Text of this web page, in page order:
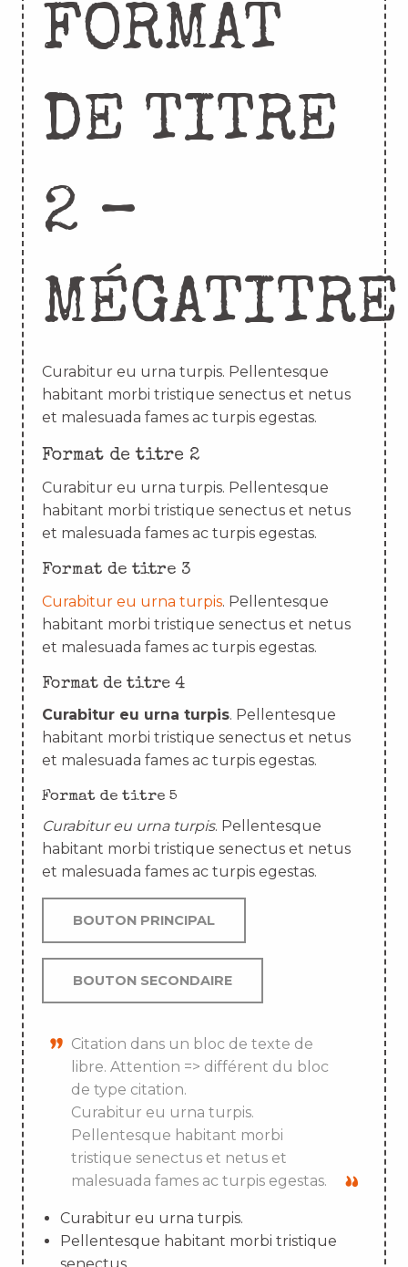
FORMAT
DE TITRE
2 –
MÉGATITRE
Curabitur eu urna turpis. Pellentesque
habitant morbi tristique senectus et netus
et malesuada fames ac turpis egestas.
Format de titre 2
Curabitur eu urna turpis. Pellentesque
habitant morbi tristique senectus et netus
et malesuada fames ac turpis egestas.
Format de titre 3
Curabitur eu urna turpis. Pellentesque
habitant morbi tristique senectus et netus
et malesuada fames ac turpis egestas.
Format de titre 4
Curabitur eu urna turpis. Pellentesque
habitant morbi tristique senectus et netus
et malesuada fames ac turpis egestas.
Format de titre 5
Curabitur eu urna turpis. Pellentesque
habitant morbi tristique senectus et netus
et malesuada fames ac turpis egestas.
BOUTON PRINCIPAL
BOUTON SECONDAIRE
Citation dans un bloc de texte de
libre. Attention => différent du bloc
de type citation.
Curabitur eu urna turpis.
Pellentesque habitant morbi
tristique senectus et netus et
malesuada fames ac turpis egestas.
Curabitur eu urna turpis.
Pellentesque habitant morbi tristique